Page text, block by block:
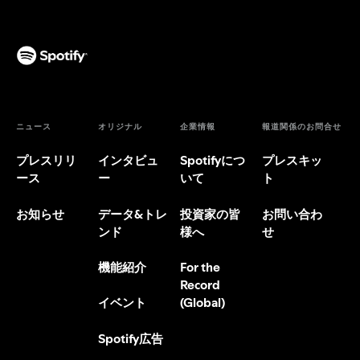
ニュース
プレスリリ
ース
お知らせ
オリジナル
インタビュ
ー
データ&トレ
ンド
機能紹介
イベント
Spotify広告
企業情報
Spotifyにつ
いて
投資家の皆
様へ
For the
Record
(Global)
報道関係のお問合せ
プレスキッ
ト
お問い合わ
せ